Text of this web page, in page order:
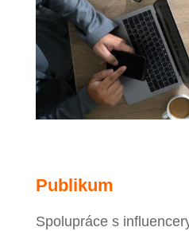
Publikum
Spolupráce s